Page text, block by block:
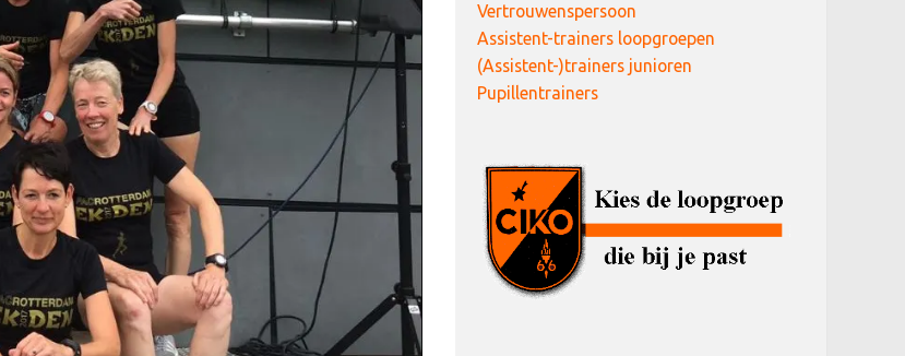
Vertrouwenspersoon
Assistent-trainers loopgroepen
(Assistent-)trainers junioren
Pupillentrainers